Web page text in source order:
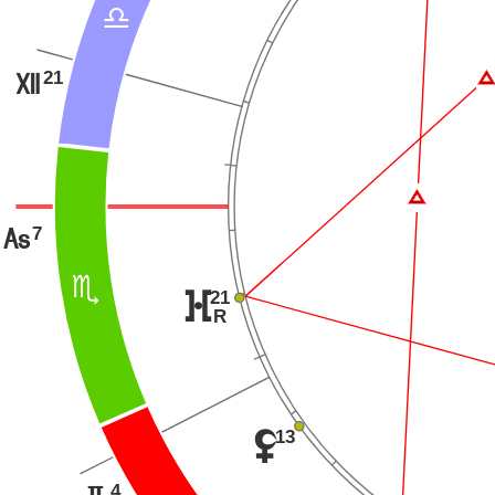
A
B
7
G
21
R
}21
R
z13
Ï